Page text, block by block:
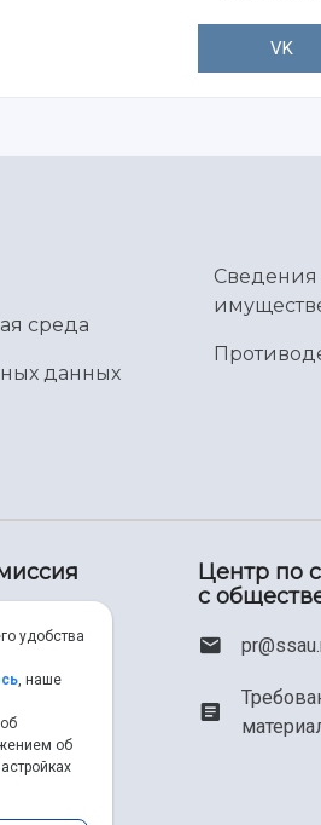
VK
среда
данных
Сведения
67
Центр по
с
удобства
, наше
об